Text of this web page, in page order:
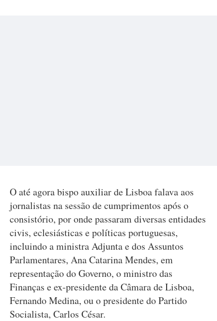
O até agora bispo auxiliar de Lisboa falava aos
jornalistas na sessão de cumprimentos após o
consistório, por onde passaram diversas entidades
civis, eclesiásticas e políticas portuguesas,
incluindo a ministra Adjunta e dos Assuntos
Parlamentares, Ana Catarina Mendes, em
representação do Governo, o ministro das
Finanças e ex-presidente da Câmara de Lisboa,
Fernando Medina, ou o presidente do Partido
Socialista, Carlos César.